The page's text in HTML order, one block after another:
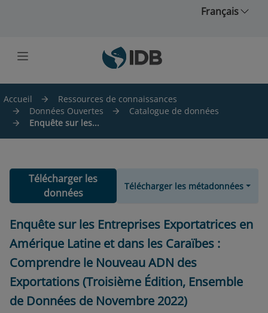
Français
Accueil
Ressources de connaissances
Données Ouvertes
Catalogue de données
Enquête sur les...
Télécharger les
données
Télécharger les métadonnées
Enquête sur les Entreprises Exportatrices en
Amérique Latine et dans les Caraïbes :
Comprendre le Nouveau ADN des
Exportations (Troisième Édition, Ensemble
de Données de Novembre 2022)